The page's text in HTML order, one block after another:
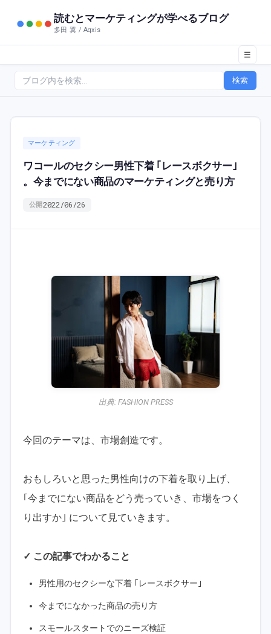
読むとマーケティングが学べるブログ
多田 翼 / Aqxis
☰
検索
マーケティング
ワコールのセクシー男性下着 ｢レースボクサー｣
。今までにない商品のマーケティングと売り方
公開2022/06/26
出典: FASHION PRESS
今回のテーマは、市場創造です。
おもしろいと思った男性向けの下着を取り上げ、
｢今までにない商品をどう売っていき、市場をつく
り出すか｣ について見ていきます。
✓ この記事でわかること
男性用のセクシーな下着 ｢レースボクサー｣
今までになかった商品の売り方
スモールスタートでのニーズ検証